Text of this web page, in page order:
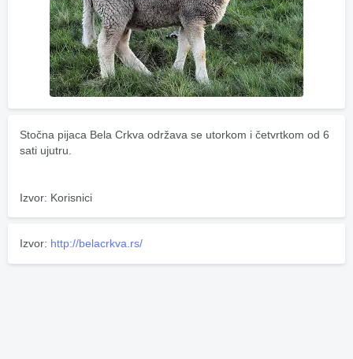
Stočna pijaca Bela Crkva održava se utorkom i četvrtkom od 6
sati ujutru.
Izvor: Korisnici
Izvor: http://belacrkva.rs/